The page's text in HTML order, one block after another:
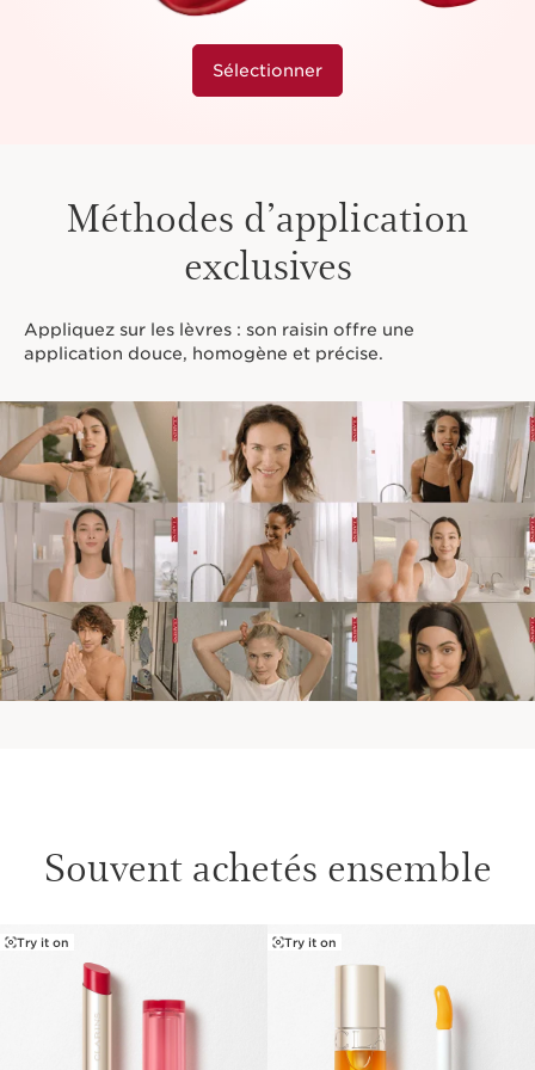
Sélectionner
Méthodes d’application
exclusives
Appliquez sur les lèvres : son raisin offre une
application douce, homogène et précise.
Souvent achetés ensemble
ALLER AU CONTENU
Try it on Try it on